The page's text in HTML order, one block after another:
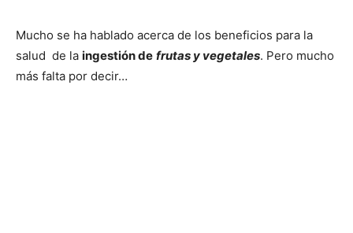
Mucho se ha hablado acerca de los beneficios para la
salud de la ingestión de frutas y vegetales. Pero mucho
más falta por decir…